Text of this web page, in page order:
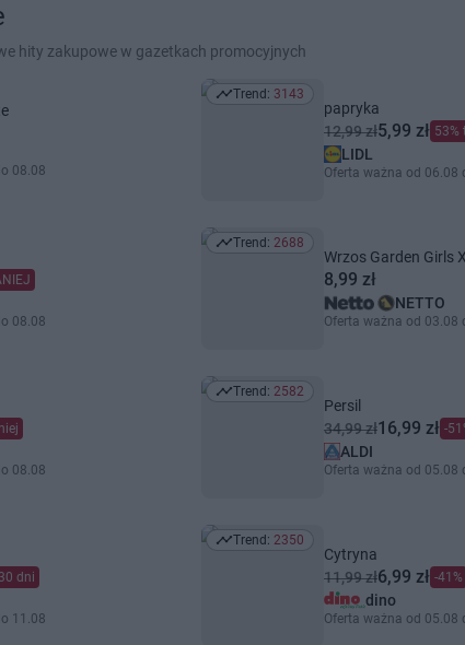
hity zakupowe w gazetkach promocyjnych
08.08
Trend: 3143
Trend: 3143
papryka
12,99 zł5,99 zł 53%
LIDL
Oferta ważna od 06.08
08.08
Trend: 2688
Trend: 2688
Wrzos Garden Girls
8,99 zł
NETTO
Oferta ważna od 03.08
08.08
Trend: 2582
Trend: 2582
Persil
34,99 zł16,99 zł -
ALDI
Oferta ważna od 05.08
dni
11.08
Trend: 2350
Trend: 2350
Cytryna
11,99 zł6,99 zł -41%
dino
Oferta ważna od 05.08